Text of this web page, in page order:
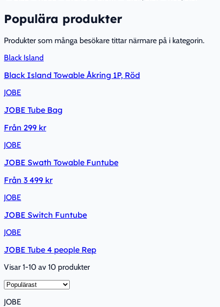
Populära produkter
Produkter som många besökare tittar närmare på i kategorin.
Black Island
Black Island Towable Åkring 1P, Röd
JOBE
JOBE Tube Bag
Från 299 kr
JOBE
JOBE Swath Towable Funtube
Från 3 499 kr
JOBE
JOBE Switch Funtube
JOBE
JOBE Tube 4 people Rep
Visar 1-10 av 10 produkter
JOBE